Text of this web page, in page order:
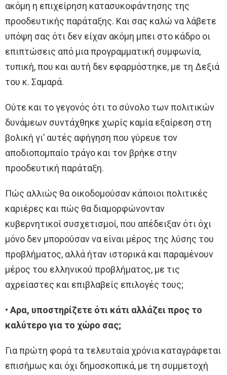
ακόμη η επιχείρηση κατασυκοφάντησης της
προοδευτικής παράταξης. Και σας καλώ να λάβετε
υπόψη σας ότι δεν είχαν ακόμη μπει στο κάδρο οι
επιπτώσεις από μια προγραμματική συμφωνία,
τυπική, που και αυτή δεν εφαρμόστηκε, με τη Δεξιά
του κ. Σαμαρά.
Ούτε και το γεγονός ότι το σύνολο των πολιτικών
δυνάμεων συντάχθηκε χωρίς καμία εξαίρεση στη
βολική γι’ αυτές αφήγηση που γύρευε τον
αποδιοπομπαίο τράγο και τον βρήκε στην
προοδευτική παράταξη.
Πώς αλλιώς θα οικοδομούσαν κάποιοι πολιτικές
καριέρες και πώς θα διαμορφώνονταν
κυβερνητικοί συσχετισμοί, που απέδειξαν ότι όχι
μόνο δεν μπορούσαν να είναι μέρος της λύσης του
προβλήματος, αλλά ήταν ιστορικά και παραμένουν
μέρος του ελληνικού προβλήματος, με τις
αχρείαστες και επιβλαβείς επιλογές τους;
• Αρα, υποστηρίζετε ότι κάτι αλλάζει προς το
καλύτερο για το χώρο σας;
Για πρώτη φορά τα τελευταία χρόνια καταγράφεται
επισήμως και όχι δημοσκοπικά, με τη συμμετοχή